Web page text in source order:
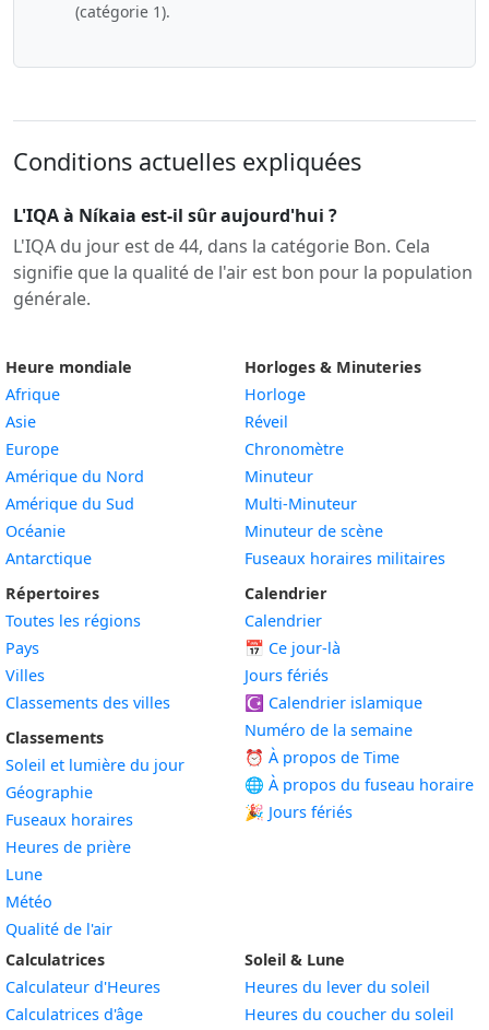
(catégorie 1).
Conditions actuelles expliquées
L'IQA à Níkaia est-il sûr aujourd'hui ?
L'IQA du jour est de 44, dans la catégorie Bon. Cela
signifie que la qualité de l'air est bon pour la population
générale.
Heure mondiale
Afrique
Asie
Europe
Amérique du Nord
Amérique du Sud
Océanie
Antarctique
Répertoires
Toutes les régions
Pays
Villes
Classements des villes
Classements
Soleil et lumière du jour
Géographie
Fuseaux horaires
Heures de prière
Lune
Météo
Qualité de l'air
Horloges & Minuteries
Horloge
Réveil
Chronomètre
Minuteur
Multi-Minuteur
Minuteur de scène
Fuseaux horaires militaires
Calendrier
Calendrier
📅 Ce jour-là
Jours fériés
☪️ Calendrier islamique
Numéro de la semaine
⏰ À propos de Time
🌐 À propos du fuseau horaire
🎉 Jours fériés
Calculatrices
Calculateur d'Heures
Calculatrices d'âge
Soleil & Lune
Heures du lever du soleil
Heures du coucher du soleil